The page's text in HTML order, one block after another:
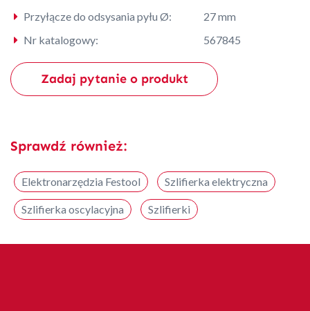
Przyłącze do odsysania pyłu Ø:
27 mm
Nr katalogowy:
567845
Zadaj pytanie o produkt
Sprawdź również:
Elektronarzędzia Festool Szlifierka elektryczna
Szlifierka oscylacyjna Szlifierki